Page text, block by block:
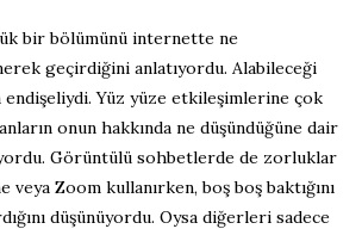
bir bölümünü internette ne
geçirdiğini anlatıyordu. Alabileceği
endişeliydi. Yüz yüze etkileşimlerine çok
onun hakkında ne düşündüğüne dair
Görüntülü sohbetlerde de zorluklar
veya Zoom kullanırken, boş boş baktığını
düşünüyordu. Oysa diğerleri sadece